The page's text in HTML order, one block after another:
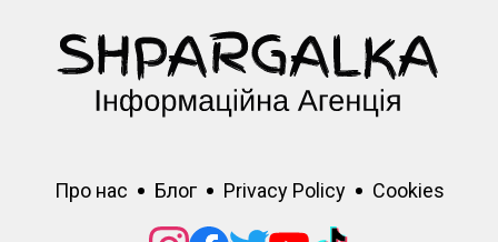
Про нас Блог Privacy Policy Cookies